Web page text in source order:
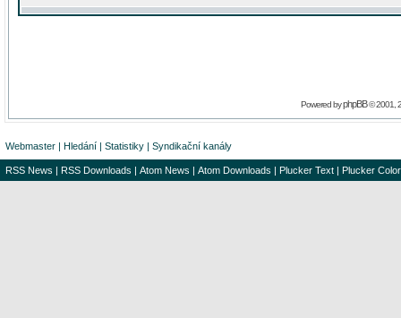
Powered byphpBB© 2001,
Webmaster | Hledání | Statistiky | Syndikační kanály
RSS News | RSS Downloads | Atom News | Atom Downloads | Plucker Text | Plucker Color